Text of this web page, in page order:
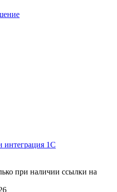
интеграция 1С
при наличии ссылки на